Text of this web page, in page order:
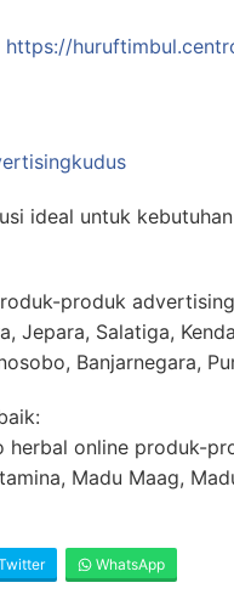
https://
ideal untuk
produk
Jepara, Salatiga,
Banjarnegara,
herbal online produk-
Madu Maag,
WhatsApp